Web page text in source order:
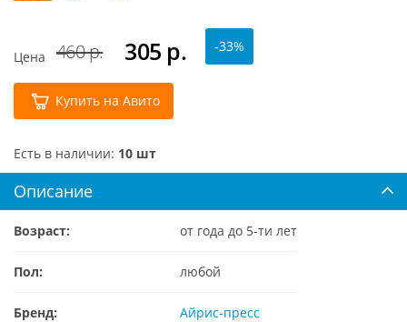
Цена 460 р. 305 р. -33%
Купить на Авито
Есть в наличии: 10 шт
Описание
Возраст: от года до 5-ти лет
Пол: любой
Бренд: Айрис-пресс